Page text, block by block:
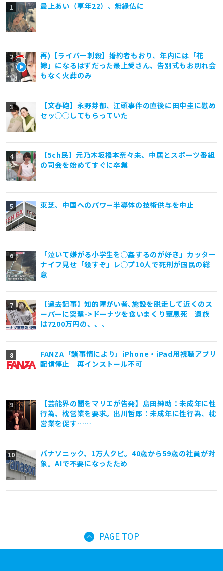
最上あい（享年22）、無縁仏に
再)【ライバー刺殺】婚約者もおり、年内には「花
嫁」になるはずだった最上愛さん、告別式もお別れ会
もなく火葬のみ
【文春砲】永野芽郁、江頭事件の直後に田中圭に慰め
セッ◯◯してもらっていた
【5ch民】元乃木坂橋本奈々未、中居とスポーツ番組
の司会を始めてすぐに卒業
東芝、中国へのパワー半導体の技術供与を中止
「泣いて嫌がる小学生を◯姦するのが好き」カッター
ナイフ見せ「殺すぞ」レ◯プ10人で死刑が国民の総
意
【過去記事】知的障がい者､施設を脱走して近くのス
ーパーに突撃->ドーナツを食いまくり窒息死 遺族
は7200万円の、、、
FANZA「諸事情により」iPhone・iPad用視聴アプリ
配信停止 再インストール不可
【芸能界の闇をマリエが告発】島田紳助：未成年に性
行為、枕営業を要求。出川哲郎：未成年に性行為、枕
営業を促す……
パナソニック、1万人クビ。40歳から59歳の社員が対
象。AIで不要になったため
PAGE TOP